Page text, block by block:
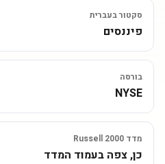
סקטור בעברית
פיננסים
בורסה
NYSE
מדד Russell 2000
כן, צפה בעמוד המדד